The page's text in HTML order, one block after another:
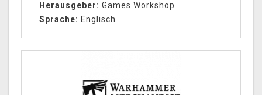
Herausgeber: Games Workshop
Sprache: Englisch